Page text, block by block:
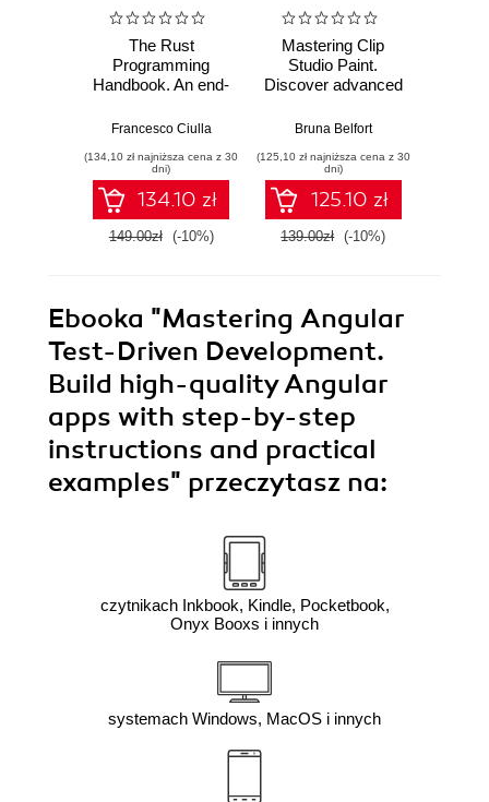
The Rust
Programming
Handbook. An end-
mastering Rust
Francesco Ciulla
(134,10 zł najniższa cena z 30
dni)
134.10 zł
149.00zł (-10%)
Mastering Clip
Studio Paint.
Discover advanced
create breathtaking
and easily
Bruna Belfort
(125,10 zł najniższa cena z 30
dni)
125.10 zł
139.00zł (-10%)
Ebooka "Mastering Angular
Test-Driven Development.
Build high-quality Angular
apps with step-by-step
instructions and practical
examples" przeczytasz na:
czytnikach Inkbook, Kindle, Pocketbook,
Onyx Booxs i innych
systemach Windows, MacOS i innych